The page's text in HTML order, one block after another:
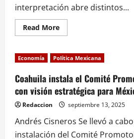
interpretación abre distintos...
Read MoreRead
more
quedó
la
Lo
que
revelan
(y
esconden)
las
oficiales
Economía Política Mexicana
Coahuila instala el Comité
con visión estratégica para
Redaccion septiembre 13, 2025
Andrés Cisneros Se llevó a
instalación del Comité